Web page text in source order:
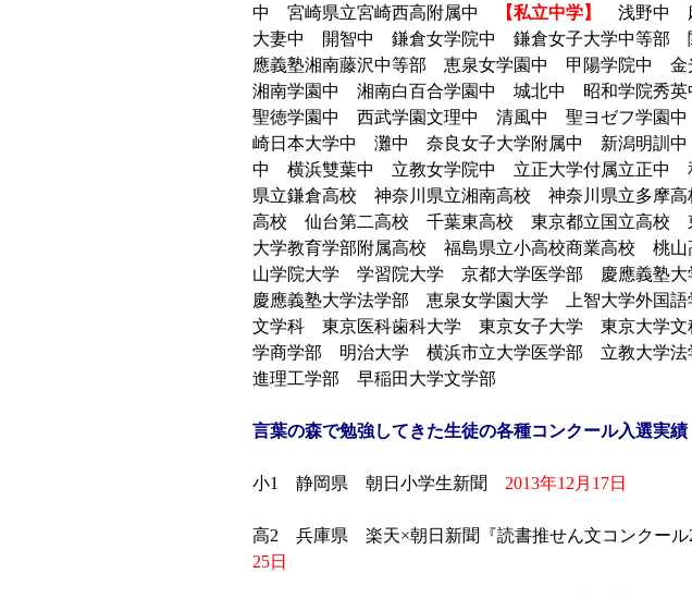
中 宮崎県立宮崎西高附属中
【私立中学】
浅野中
大妻中 開智中 鎌倉女学院中 鎌倉女子大学中等部
應義塾湘南藤沢中等部 恵泉女学園中 甲陽学院中
湘南学園中 湘南白百合学園中 城北中 昭和学院秀
聖徳学園中 西武学園文理中 清風中 聖ヨゼフ学園
崎日本大学中 灘中 奈良女子大学附属中 新潟明訓
中 横浜雙葉中 立教女学院中 立正大学付属立正中
県立鎌倉高校 神奈川県立湘南高校 神奈川県立多摩
高校 仙台第二高校 千葉東高校 東京都立国立高校
大学教育学部附属高校 福島県立小高校商業高校
山学院大学 学習院大学 京都大学医学部 慶應義塾
慶應義塾大学法学部 恵泉女学園大学 上智大学外
文学科 東京医科歯科大学 東京女子大学 東京大学
学商学部 明治大学 横浜市立大学医学部 立教大学
進理工学部 早稲田大学文学部
言葉の森で勉強してきた生徒の各種コンクール入選実績
小1 静岡県 朝日小学生新聞 2013年12月17日
高2 兵庫県 楽天×朝日新聞『読書推せん文コンクール
25日